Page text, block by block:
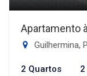
Apartamento
Guilhermina,
2 Quartos